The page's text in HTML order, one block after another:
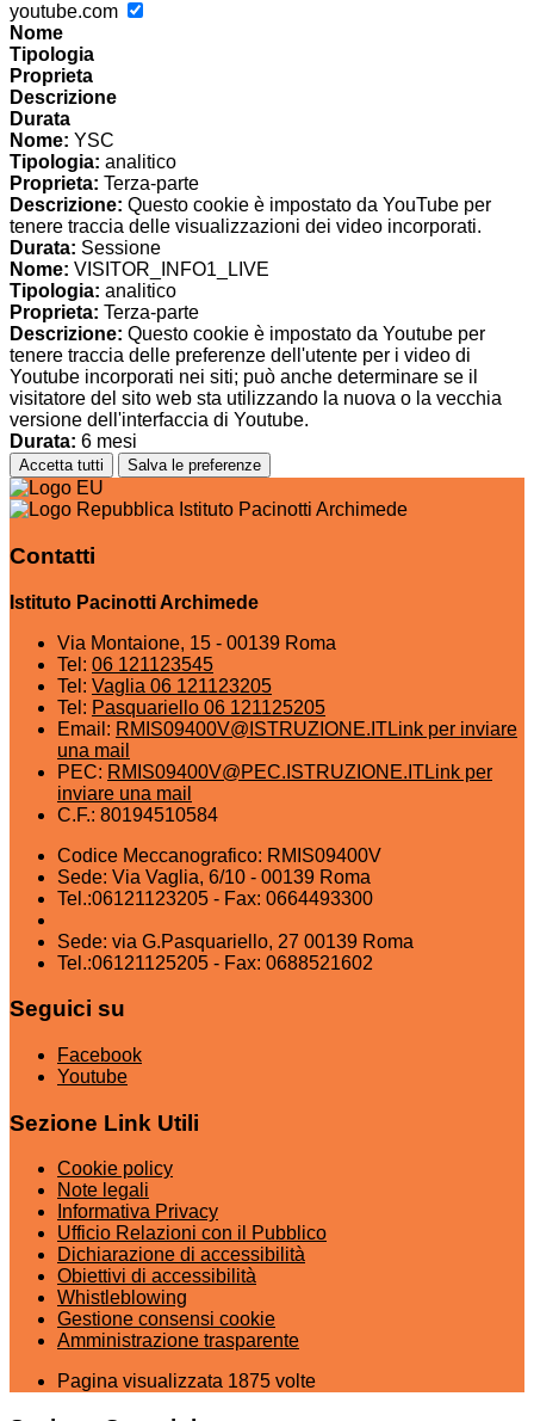
youtube.com
Nome
Tipologia
Proprieta
Descrizione
Durata
Nome: YSC
Tipologia: analitico
Proprieta: Terza-parte
Descrizione: Questo cookie è impostato da YouTube per
tenere traccia delle visualizzazioni dei video incorporati.
Durata: Sessione
Nome: VISITOR_INFO1_LIVE
Tipologia: analitico
Proprieta: Terza-parte
Descrizione: Questo cookie è impostato da Youtube per
tenere traccia delle preferenze dell'utente per i video di
Youtube incorporati nei siti; può anche determinare se il
visitatore del sito web sta utilizzando la nuova o la vecchia
versione dell'interfaccia di Youtube.
Durata: 6 mesi
Accetta tutti Salva le preferenze
Istituto Pacinotti Archimede
Contatti
Istituto Pacinotti Archimede
Via Montaione, 15 - 00139 Roma
Tel: 06 121123545
Tel: Vaglia 06 121123205
Tel: Pasquariello 06 121125205
Email: RMIS09400V@ISTRUZIONE.ITLink per inviare
una mail
PEC: RMIS09400V@PEC.ISTRUZIONE.ITLink per
inviare una mail
C.F.: 80194510584
Codice Meccanografico: RMIS09400V
Sede: Via Vaglia, 6/10 - 00139 Roma
Tel.:06121123205 - Fax: 0664493300
Sede: via G.Pasquariello, 27 00139 Roma
Tel.:06121125205 - Fax: 0688521602
Seguici su
Facebook
Youtube
Sezione Link Utili
Cookie policy
Note legali
Informativa Privacy
Ufficio Relazioni con il Pubblico
Dichiarazione di accessibilità
Obiettivi di accessibilità
Whistleblowing
Gestione consensi cookie
Amministrazione trasparente
Pagina visualizzata 1875 volte